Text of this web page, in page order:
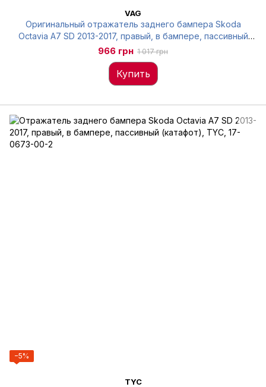
VAG
Оригинальный отражатель заднего бампера Skoda
Octavia A7 SD 2013-2017, правый, в бампере, пассивный
(катафот), 5E5945106
966 грн 1 017 грн
Купить
−5%
TYC